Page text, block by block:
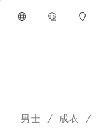
男士 成衣